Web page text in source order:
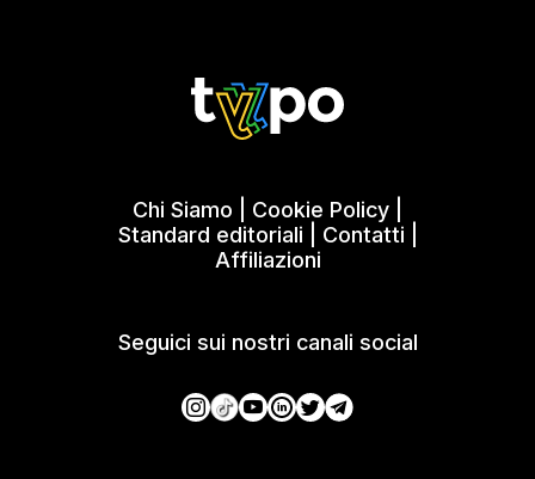
Chi Siamo Cookie Policy
Standard editoriali
Contatti
Affiliazioni
Seguici sui nostri canali social